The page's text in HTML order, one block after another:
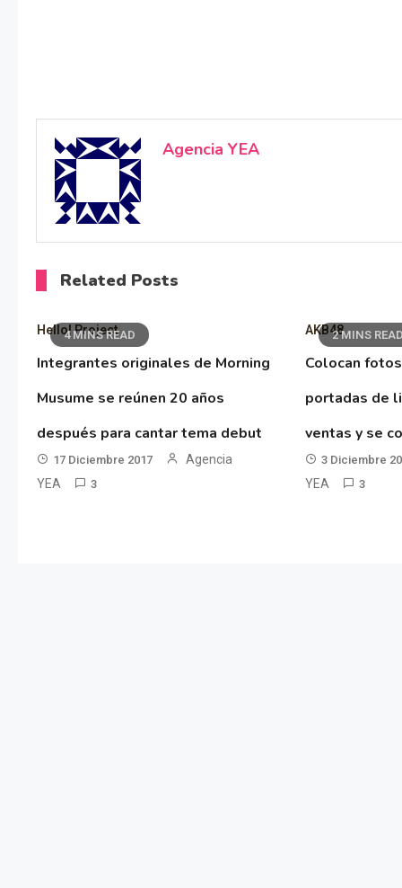
Agencia YEA
Related Posts
4 MINS READ
Hello! Project
Integrantes originales de Morning
Musume se reúnen 20 años
después para cantar tema debut
17 Diciembre 2017
Agencia
YEA
3
2 MINS READ
AKB48
Colocan
portadas de
ventas y se
3 Diciembre
YEA
3